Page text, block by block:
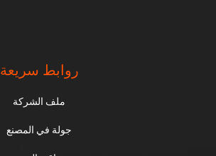
روابط سريعة
ملف الشركة
جولة في المصنع